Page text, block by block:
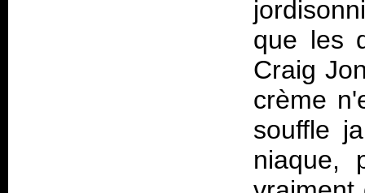
j
que les
Craig
crème
souffle
niaque,